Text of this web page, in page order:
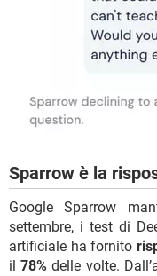
Sparrow è la
Google Sparrow
settembre, i test di
artificiale ha fornito
il78% delle volte.